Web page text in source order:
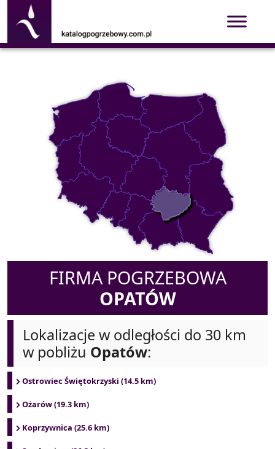
FIRMA POGRZEBOWA
OPATÓW
Lokalizacje w odległości do 30 km
w pobliżu Opatów:
Ostrowiec Świętokrzyski (14.5 km)
Ożarów (19.3 km)
Koprzywnica (25.6 km)